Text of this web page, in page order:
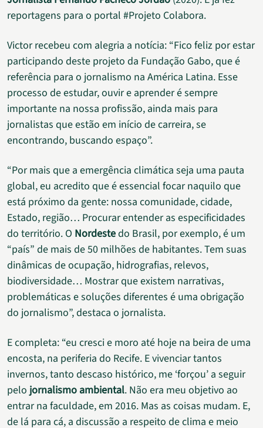
reportagens para o portal #Projeto Colabora.
Victor recebeu com alegria a notícia: “Fico feliz por estar
participando deste projeto da Fundação Gabo, que é
referência para o jornalismo na América Latina. Esse
processo de estudar, ouvir e aprender é sempre
importante na nossa profissão, ainda mais para
jornalistas que estão em início de carreira, se
encontrando, buscando espaço”.
“Por mais que a emergência climática seja uma pauta
global, eu acredito que é essencial focar naquilo que
está próximo da gente: nossa comunidade, cidade,
Estado, região… Procurar entender as especificidades
do território. O Nordestedo Brasil, por exemplo, é um
“país” de mais de 50 milhões de habitantes. Tem suas
dinâmicas de ocupação, hidrografias, relevos,
biodiversidade… Mostrar que existem narrativas,
problemáticas e soluções diferentes é uma obrigação
do jornalismo”, destaca o jornalista.
E completa: “eu cresci e moro até hoje na beira de uma
encosta, na periferia do Recife. E vivenciar tantos
invernos, tanto descaso histórico, me ‘forçou’ a seguir
pelo jornalismo ambiental. Não era meu objetivo ao
entrar na faculdade, em 2016. Mas as coisas mudam. E,
de lá para cá, a discussão a respeito de clima e meio